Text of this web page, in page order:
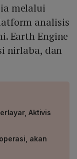
melalui
analisis
Earth Engine
nirlaba, dan
Aktivis
akan